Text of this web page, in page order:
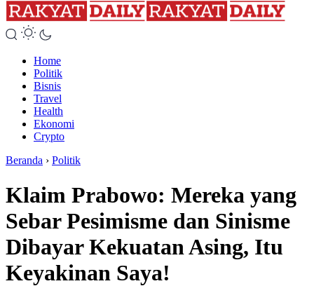
Home
Politik
Bisnis
Travel
Health
Ekonomi
Crypto
Beranda › Politik
Klaim Prabowo: Mereka yang
Sebar Pesimisme dan Sinisme
Dibayar Kekuatan Asing, Itu
Keyakinan Saya!